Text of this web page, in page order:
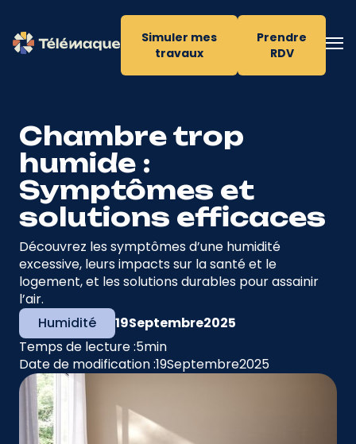
Simuler mes
travaux
Prendre
RDV
Chambre trop
humide :
Symptômes et
solutions efficaces
Découvrez les symptômes d’une humidité
excessive, leurs impacts sur la santé et le
logement, et les solutions durables pour assainir
l’air.
Humidité
19Septembre2025
Temps de lecture :5min
Date de modification :19Septembre2025